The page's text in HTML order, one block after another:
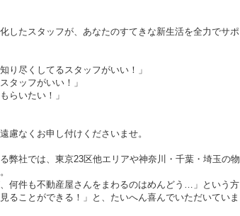
したスタッフが、あなたのすてきな新生活を全力でサポ
り尽くしてるスタッフがいい！」
タッフがいい！」
らいたい！」
慮なくお申し付けくださいませ。
弊社では、東京23区他エリアや神奈川・千葉・埼玉の物
、何件も不動産屋さんをまわるのはめんどう…」という方
ることができる！」と、たいへん喜んでいただいていま